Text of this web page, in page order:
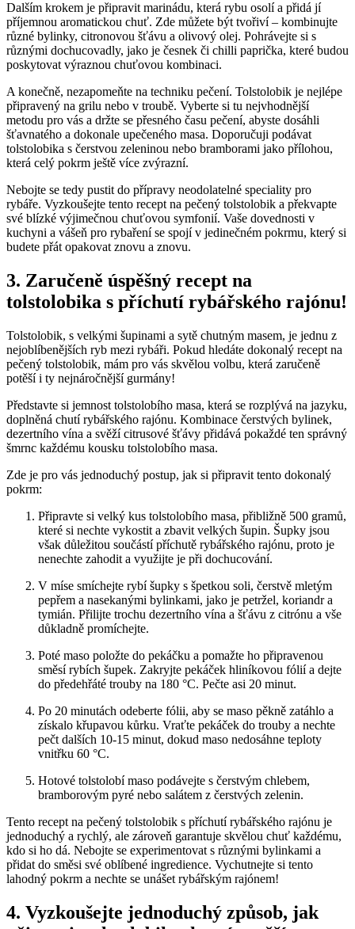
Dalším krokem je připravit marinádu, která rybu osolí a přidá jí
příjemnou aromatickou chuť. Zde můžete být tvořiví – kombinujte
různé bylinky, citronovou šťávu a olivový olej. Pohrávejte si s
různými dochucovadly, jako je česnek či chilli paprička, které budou
poskytovat výraznou chuťovou kombinaci.
A konečně, nezapomeňte na techniku pečení. Tolstolobik je nejlépe
připravený na grilu nebo v troubě. Vyberte si tu nejvhodnější
metodu pro vás a držte se přesného času pečení, abyste dosáhli
šťavnatého a dokonale upečeného masa. Doporučuji podávat
tolstolobika s čerstvou zeleninou nebo bramborami jako přílohou,
která celý pokrm ještě více zvýrazní.
Nebojte se tedy pustit do přípravy neodolatelné speciality pro
rybáře. Vyzkoušejte tento recept na pečený tolstolobik a překvapte
své blízké výjimečnou chuťovou symfonií. Vaše dovednosti v
kuchyni a vášeň pro rybaření se spojí v jedinečném pokrmu, který si
budete přát opakovat znovu a znovu.
3. Zaručeně úspěšný recept na
tolstolobika s příchutí rybářského rajónu!
Tolstolobik, s velkými šupinami a sytě chutným masem, je jednu z
nejoblíbenějších ryb mezi rybáři. Pokud hledáte dokonalý recept na
pečený tolstolobik, mám pro vás skvělou volbu, která zaručeně
potěší i ty nejnáročnější gurmány!
Představte si jemnost tolstolobího masa, která se rozplývá na jazyku,
doplněná chutí rybářského rajónu. Kombinace čerstvých bylinek,
dezertního vína a svěží citrusové šťávy přidává pokaždé ten správný
šmrnc každému kousku tolstolobího masa.
Zde je pro vás jednoduchý postup, jak si připravit tento dokonalý
pokrm:
Připravte si velký kus tolstolobího masa, přibližně 500 gramů,
které si nechte vykostit a zbavit velkých šupin. Šupky jsou
však důležitou součástí příchutě rybářského rajónu, proto je
nenechte zahodit a využijte je při dochucování.
V míse smíchejte rybí šupky s špetkou soli, čerstvě mletým
pepřem a nasekanými bylinkami, jako je petržel, koriandr a
tymián. Přilijte trochu dezertního vína a šťávu z citrónu a vše
důkladně promíchejte.
Poté maso položte do pekáčku a pomažte ho připravenou
směsí rybích šupek. Zakryjte pekáček hliníkovou fólií a dejte
do předehřáté trouby na 180 °C. Pečte asi 20 minut.
Po 20 minutách odeberte fólii, aby se maso pěkně zatáhlo a
získalo křupavou kůrku. Vraťte pekáček do trouby a nechte
pečt dalších 10-15 minut, dokud maso nedosáhne teploty
vnitřku 60 °C.
Hotové tolstolobí maso podávejte s čerstvým chlebem,
bramborovým pyré nebo salátem z čerstvých zelenin.
Tento recept na pečený tolstolobik s příchutí rybářského rajónu je
jednoduchý a rychlý, ale zároveň garantuje skvělou chuť každému,
kdo si ho dá. Nebojte se experimentovat s různými bylinkami a
přidat do směsi své oblíbené ingredience. Vychutnejte si tento
lahodný pokrm a nechte se unášet rybářským rajónem!
4. Vyzkoušejte jednoduchý způsob, jak